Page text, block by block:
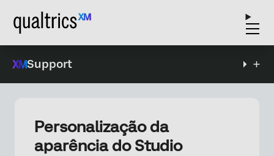
Support
Personalização da
aparência do Studio